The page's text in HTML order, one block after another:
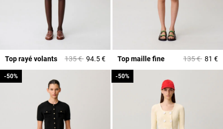
Top rayé volants Prix réduit à partir de
135 €à94.5 € Top maille fine Prix réduit à
135 €à81 €
-50%
-50% -50%
-50%